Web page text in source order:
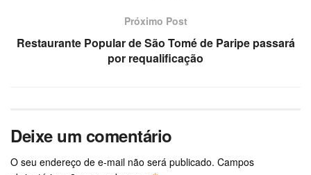
Próximo Post
Restaurante Popular de São Tomé de Paripe passará
por requalificação
Deixe um comentário
O seu endereço de e-mail não será publicado. Campos